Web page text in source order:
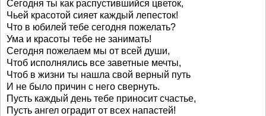
Сегодня ты как распустившийся цветок,
Чьей красотой сияет каждый лепесток!
Что в юбилей тебе сегодня пожелать?
Ума и красоты тебе не занимать!
Сегодня пожелаем мы от всей души,
Чтоб исполнялись все заветные мечты,
Чтоб в жизни ты нашла свой верный путь
И не было причин с него свернуть.
Пусть каждый день тебе приносит счастье,
Пусть ангел оградит от всех напастей!